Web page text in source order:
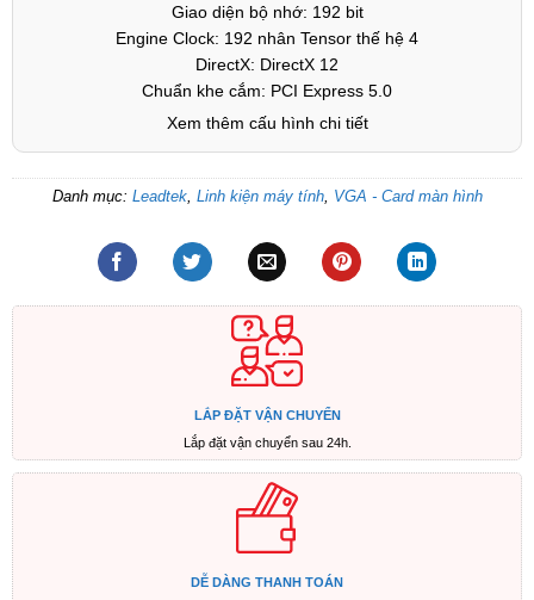
Giao diện bộ nhớ: 192 bit
Engine Clock: 192 nhân Tensor thế hệ 4
DirectX: DirectX 12
Chuẩn khe cắm: PCI Express 5.0
Xem thêm cấu hình chi tiết
Danh mục: Leadtek, Linh kiện máy tính, VGA - Card màn hình
LẮP ĐẶT VẬN CHUYỂN
Lắp đặt vận chuyển sau 24h.
DỄ DÀNG THANH TOÁN